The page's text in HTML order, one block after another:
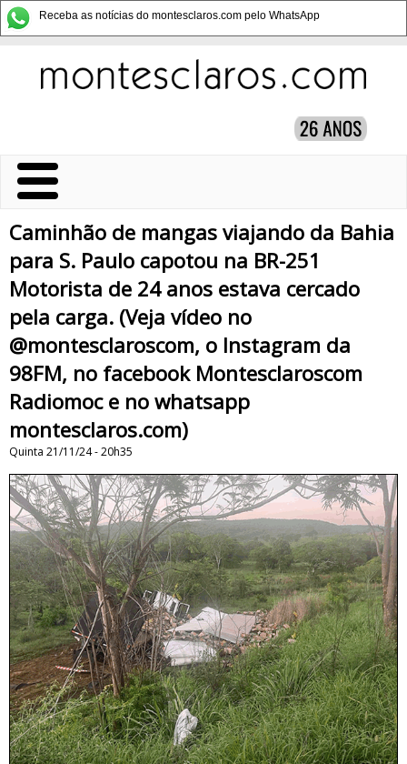
Receba as notícias do montesclaros.com pelo WhatsApp
Caminhão de mangas viajando da Bahia
para S. Paulo capotou na BR-251
Motorista de 24 anos estava cercado
pela carga. (Veja vídeo no
@montesclaroscom, o Instagram da
98FM, no facebook Montesclaroscom
Radiomoc e no whatsapp
montesclaros.com)
Quinta 21/11/24 - 20h35